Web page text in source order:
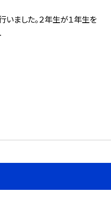
ました。２年生が１年生を